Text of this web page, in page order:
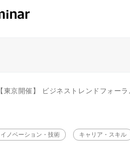
【東京開催】 ビジネストレンドフォーラム「DX推進で実現する人事・組織・働き方改革～企業の持続
イノベーション・技術 キャリア・スキル